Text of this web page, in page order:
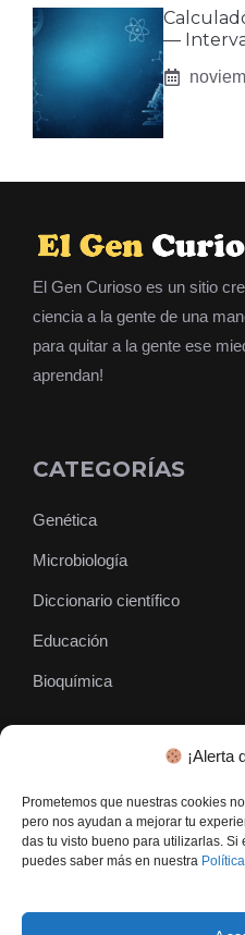
¡Alerta
Prometemos que nuestras cookies
pero nos ayudan a mejorar tu
das tu visto bueno para utilizarlas. Si
puedes saber más en nuestra
—
El Gen Curioso es un sitio
ciencia a la gente de una
para quitar a la gente ese
aprendan!
CATEGORÍAS
Genética
Microbiología
Diccionario científico
Educación
Bioquímica